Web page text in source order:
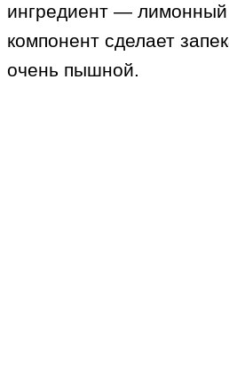
ингредиент —
компонент сделает
очень пышной.